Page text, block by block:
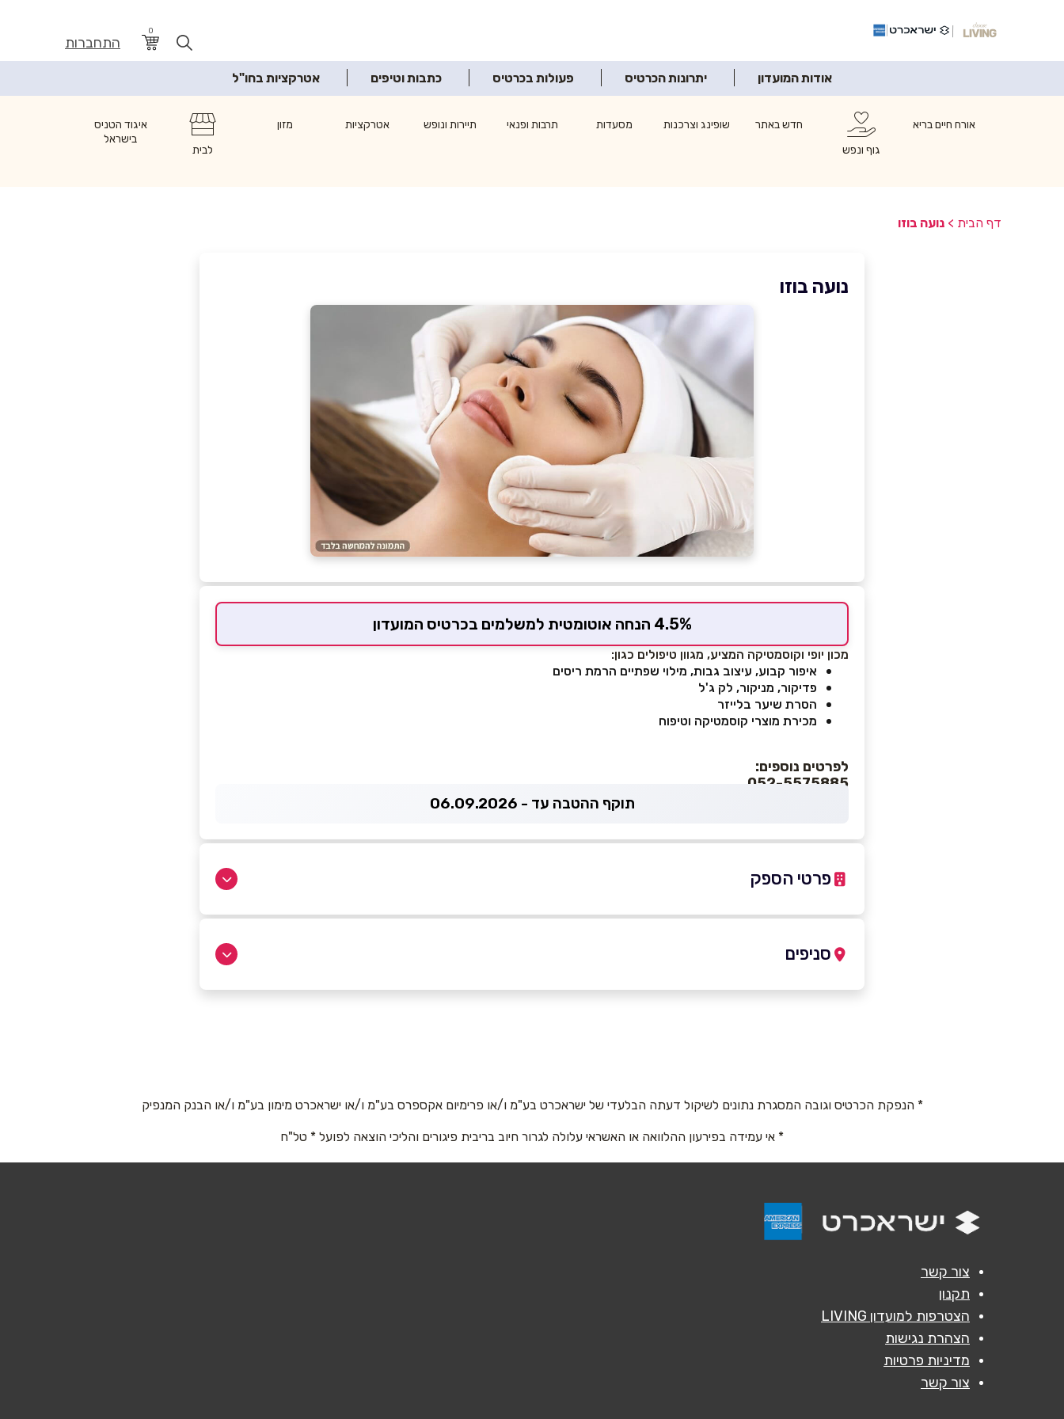
0
התחברות
אודות המועדון יתרונות הכרטיס פעולות בכרטיס כתבות וטיפים אטרקציות בחו"ל
אורח חיים בריא
גוף ונפש
חדש באתר שופינג וצרכנות מסעדות תרבות ופנאי תיירות ונופש אטרקציות
מזון
לבית
איגוד הטניס
בישראל
דף הבית > נועה בוזו
נועה בוזו
4.5% הנחה אוטומטית למשלמים בכרטיס המועדון
מכון יופי וקוסמטיקה המציע, מגוון טיפולים כגון:
איפור קבוע, עיצוב גבות, מילוי שפתיים הרמת ריסים
פדיקור, מניקור, לק ג'ל
הסרת שיער בלייזר
מכירת מוצרי קוסמטיקה וטיפוח
לפרטים נוספים:
052-5575885
תוקף ההטבה עד - 06.09.2026
פרטי הספק
נושא*
אנא חזרו אלי בקשר ל...
סניפים
* הנפקת הכרטיס וגובה המסגרת נתונים לשיקול דעתה הבלעדי של ישראכרט בע"מ ו/או פרימיום אקספרס בע"מ ו/או ישראכרט מימון בע"מ ו/או הבנק המנפיק
* אי עמידה בפירעון ההלוואה או האשראי עלולה לגרור חיוב בריבית פיגורים והליכי הוצאה לפועל * טל"ח
צור קשר
תקנון
הצטרפות למועדון LIVING
הצהרת נגישות
מדיניות פרטיות
צור קשר